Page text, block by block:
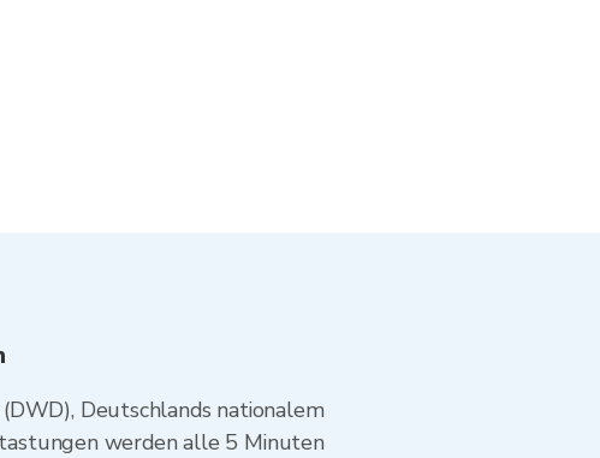
Deutschlands nationalem
werden alle 5 Minuten